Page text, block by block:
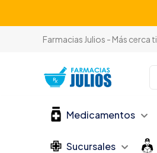
Farmacias Julios - Más cerca ti
Medicamentos
Sucursales